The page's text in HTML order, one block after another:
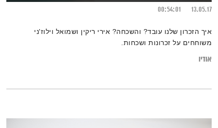
13.05.17
00:54:01
איך הזכרון שלנו עובד? והשכחה? אירי ריקין ושמואל וילוז'ני
משוחחים על זכרונות ושכחות.
אודיו